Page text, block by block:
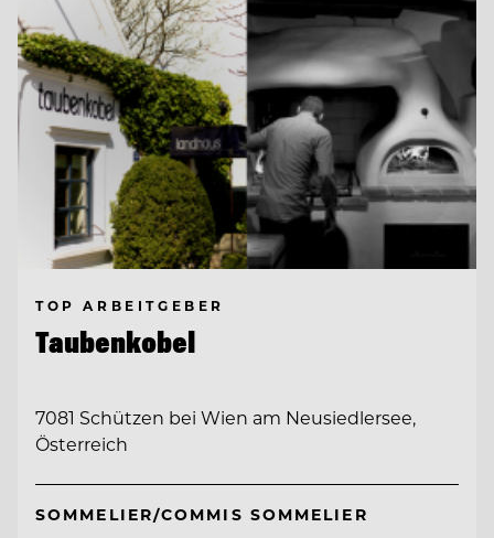
TOP ARBEITGEBER
Taubenkobel
7081 Schützen bei Wien am Neusiedlersee,
Österreich
SOMMELIER/COMMIS SOMMELIER